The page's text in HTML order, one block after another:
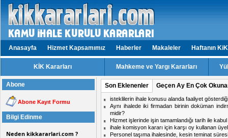
Anasayfa Hizmet Kapsamımız Haberler Makaleler Haftanın
KİK Kararları Mahkeme ve Yargı Kararları
Abone
Abone Kayıt Formu
Bilgi Edinme
Neden kikkararlari.com ?
Son Eklenenler Geçen Ay En Çok
isteklilerin ihale konusu alanda faaliyet
Aynı ihalede iki firmadan birinin doküman
midir?
Hizmet işlerinde işin tamamlandığı tarih ile
ihale komisyon kararı için karşı oy kullanan
Personel taşıma ihalesinde, kesin teminat